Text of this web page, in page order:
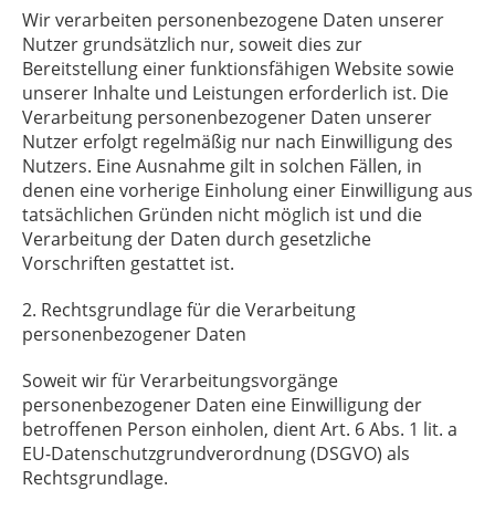
Wir verarbeiten personenbezogene Daten unserer
Nutzer grundsätzlich nur, soweit dies zur
Bereitstellung einer funktionsfähigen Website sowie
unserer Inhalte und Leistungen erforderlich ist. Die
Verarbeitung personenbezogener Daten unserer
Nutzer erfolgt regelmäßig nur nach Einwilligung des
Nutzers. Eine Ausnahme gilt in solchen Fällen, in
denen eine vorherige Einholung einer Einwilligung aus
tatsächlichen Gründen nicht möglich ist und die
Verarbeitung der Daten durch gesetzliche
Vorschriften gestattet ist.
2. Rechtsgrundlage für die Verarbeitung
personenbezogener Daten
Soweit wir für Verarbeitungsvorgänge
personenbezogener Daten eine Einwilligung der
betroffenen Person einholen, dient Art. 6 Abs. 1 lit. a
EU-Datenschutzgrundverordnung (DSGVO) als
Rechtsgrundlage.